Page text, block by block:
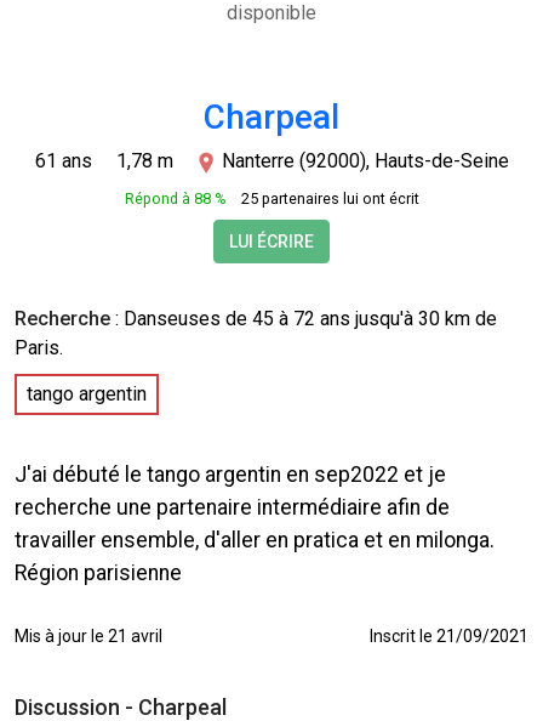
disponible
Charpeal
61 ans 1,78 m Nanterre (92000), Hauts-de-Seine
Répond à 88 % 25 partenaires lui ont écrit
LUI ÉCRIRE
Recherche : Danseuses de 45 à 72 ans jusqu'à 30 km de
Paris.
tango argentin
J'ai débuté le tango argentin en sep2022 et je
recherche une partenaire intermédiaire afin de
travailler ensemble, d'aller en pratica et en milonga.
Région parisienne
Mis à jour le 21 avril Inscrit le 21/09/2021
Discussion - Charpeal